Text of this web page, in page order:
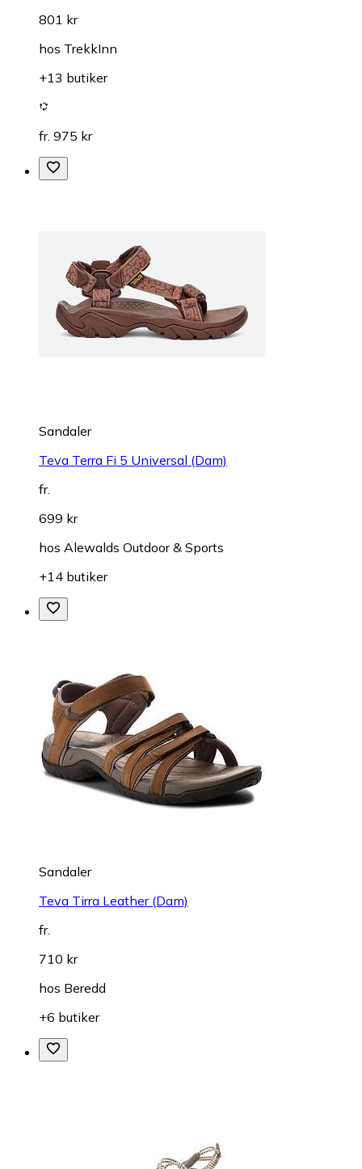
801 kr
hos TrekkInn
+13 butiker
fr. 975 kr
Sandaler
Teva Terra Fi 5 Universal (Dam)
fr.
699 kr
hos Alewalds Outdoor & Sports
+14 butiker
Sandaler
Teva Tirra Leather (Dam)
fr.
710 kr
hos Beredd
+6 butiker